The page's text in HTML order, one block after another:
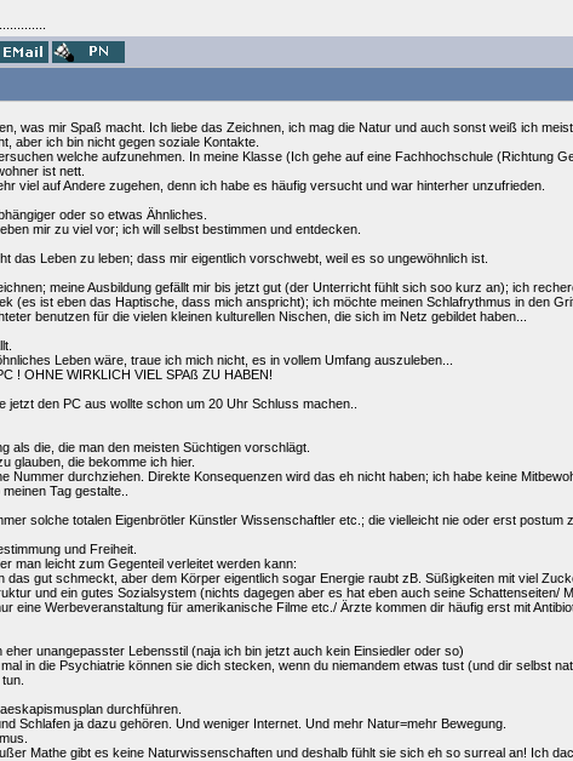
was mir Spaß macht. Ich liebe das Zeichnen, ich mag die Natur und auch sonst weiß ich
aber ich bin nicht gegen soziale Kontakte.
welche aufzunehmen. In meine Klasse (Ich gehe auf eine Fachhochschule (Richtung
ist nett.
viel auf Andere zugehen, denn ich habe es häufig versucht und war hinterher unzufrieden.
oder so etwas Ähnliches.
mir zu viel vor; ich will selbst bestimmen und entdecken.
das Leben zu leben; dass mir eigentlich vorschwebt, weil es so ungewöhnlich ist.
meine Ausbildung gefällt mir bis jetzt gut (der Unterricht fühlt sich soo kurz an); ich
(es ist eben das Haptische, dass mich anspricht); ich möchte meinen Schlafrythmus in den
benutzen für die vielen kleinen kulturellen Nischen, die sich im Netz gebildet haben...
Leben wäre, traue ich mich nicht, es in vollem Umfang auszuleben...
! OHNE WIRKLICH VIEL SPAß ZU HABEN!
jetzt den PC aus wollte schon um 20 Uhr Schluss machen..
als die, die man den meisten Süchtigen vorschlägt.
glauben, die bekomme ich hier.
Nummer durchziehen. Direkte Konsequenzen wird das eh nicht haben; ich habe keine
Tag gestalte..
solche totalen Eigenbrötler Künstler Wissenschaftler etc.; die vielleicht nie oder erst postum
und Freiheit.
man leicht zum Gegenteil verleitet werden kann:
das gut schmeckt, aber dem Körper eigentlich sogar Energie raubt zB. Süßigkeiten mit viel
und ein gutes Sozialsystem (nichts dagegen aber es hat eben auch seine Schattenseiten/
eine Werbeveranstaltung für amerikanische Filme etc./ Ärzte kommen dir häufig erst mit
eher unangepasster Lebensstil (naja ich bin jetzt auch kein Einsiedler oder so)
in die Psychiatrie können sie dich stecken, wenn du niemandem etwas tust (und dir selbst
durchführen.
Schlafen ja dazu gehören. Und weniger Internet. Und mehr Natur=mehr Bewegung.
Mathe gibt es keine Naturwissenschaften und deshalb fühlt sie sich eh so surreal an! Ich